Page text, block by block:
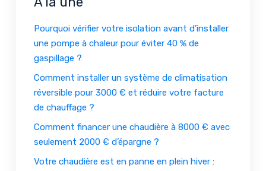
Pourquoi vérifier votre isolation avant d’installer
une pompe à chaleur pour éviter 40 % de
gaspillage ?
Comment installer un système de climatisation
réversible pour 3000 € et réduire votre facture
de chauffage ?
Comment financer une chaudière à 8000 € avec
seulement 2000 € d’épargne ?
Votre chaudière est en panne en plein hiver :